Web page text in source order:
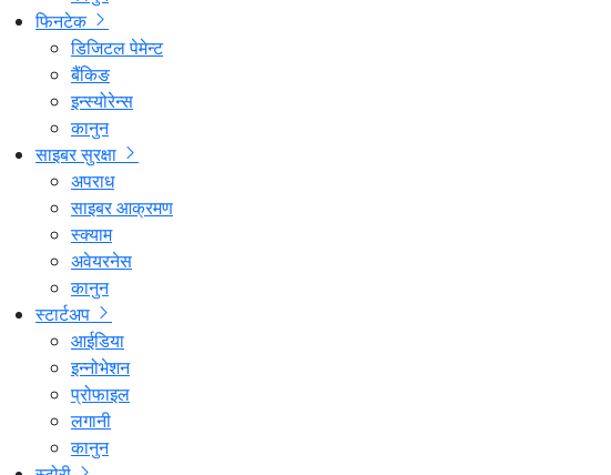
फिनटेक
डिजिटल पेमेन्ट
बैंकिङ
इन्स्योरेन्स
कानुन
साइबर सुरक्षा
अपराध
साइबर आक्रमण
स्क्याम
अवेयरनेस
कानुन
स्टार्टअप
आईडिया
इन्नोभेशन
प्रोफाइल
लगानी
कानुन